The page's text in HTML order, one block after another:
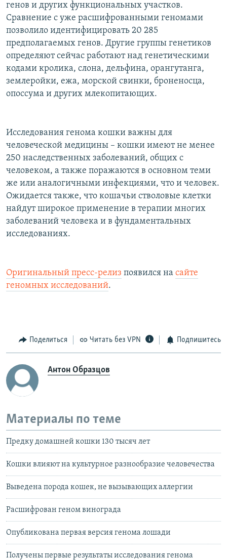
генов и других функциональных участков.
Сравнение с уже расшифрованными геномами
позволило идентифицировать 20 285
предполагаемых генов. Другие группы генетиков
определяют сейчас работают над генетическими
кодами кролика, слона, дельфина, орангутанга,
землеройки, ежа, морской свинки, броненосца,
опоссума и других млекопитающих.
Исследования генома кошки важны для
человеческой медицины – кошки имеют не менее
250 наследственных заболеваний, общих с
человеком, а также поражаются в основном теми
же или аналогичными инфекциями, что и человек.
Ожидается также, что кошачьи стволовые клетки
найдут широкое применение в терапии многих
заболеваний человека и в фундаментальных
исследованиях.
Оригинальный пресс-релиз появился на сайте
геномных исследований.
Поделиться Читать без VPN Подпишитесь
Антон Образцов
Материалы по теме
Предку домашней кошки 130 тысяч лет
Кошки влияют на культурное разнообразие человечества
Выведена порода кошек, не вызывающих аллергии
Расшифрован геном винограда
Опубликована первая версия генома лошади
Получены первые результаты исследования генома